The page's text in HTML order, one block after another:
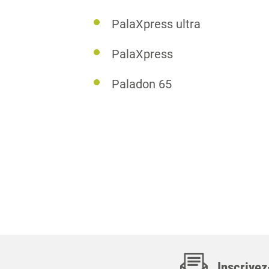
PalaXpress ultra
PalaXpress
Paladon 65